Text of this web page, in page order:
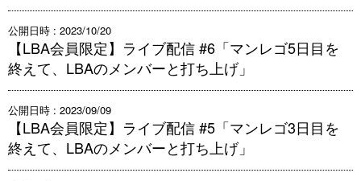
公開日時 : 2023/10/20
【LBA会員限定】ライブ配信 #6「マンレゴ5日目を
終えて、LBAのメンバーと打ち上げ」
公開日時 : 2023/09/09
【LBA会員限定】ライブ配信 #5「マンレゴ3日目を
終えて、LBAのメンバーと打ち上げ」